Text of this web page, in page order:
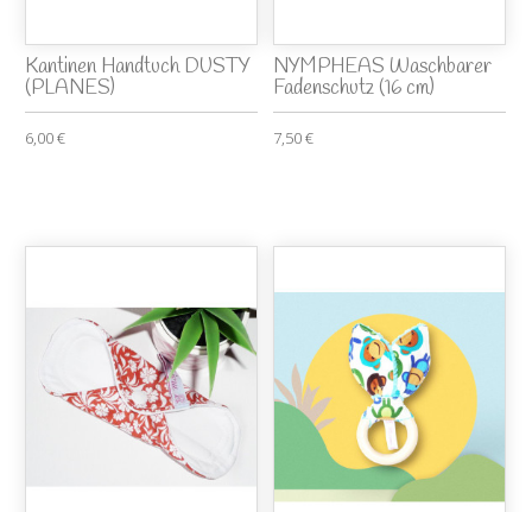
Kantinen Handtuch DUSTY
(PLANES)
6,00 €
NYMPHEAS Waschbarer
Fadenschutz (16 cm)
7,50 €